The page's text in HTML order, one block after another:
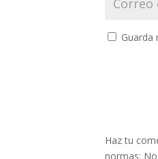
Guarda
Haz tu
normas: